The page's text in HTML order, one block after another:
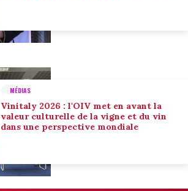
MÉDIAS
Vinitaly 2026 : l'OIV met en avant la
valeur culturelle de la vigne et du vin
dans une perspective mondiale